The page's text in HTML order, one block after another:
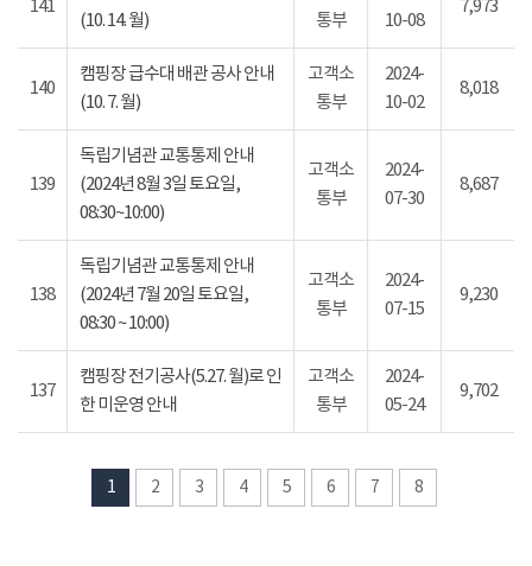
141
(10. 14. 월)
통부
10-08
7,973
140
캠핑장 급수대 배관 공사 안내
(10. 7. 월)
고객소
통부
2024-
10-02
8,018
139
독립기념관 교통통제 안내
(2024년 8월 3일 토요일,
08:30~10:00)
고객소
통부
2024-
07-30
8,687
138
독립기념관 교통통제 안내
(2024년 7월 20일 토요일,
08:30 ~ 10:00)
고객소
통부
2024-
07-15
9,230
137
캠핑장 전기공사(5.27. 월)로 인
한 미운영 안내
고객소
통부
2024-
05-24
9,702
1 2 3 4 5 6 7 8